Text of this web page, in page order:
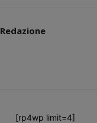
Redazione
[rp4wp limit=4]